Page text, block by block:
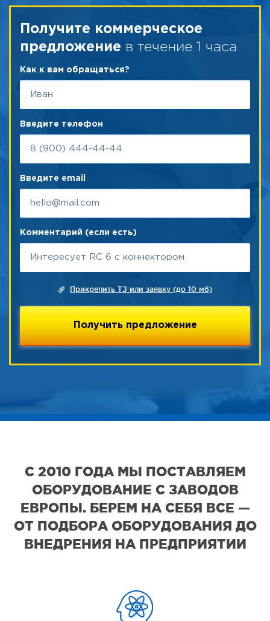
Получите коммерческое
предложение в течение 1 часа
Как к вам обращаться?
Введите телефон
Введите email
Комментарий (если есть)
Прикрепить ТЗ или заявку (до 10 мб)
С 2010 ГОДА МЫ ПОСТАВЛЯЕМ
ОБОРУДОВАНИЕ С ЗАВОДОВ
ЕВРОПЫ. БЕРЕМ НА СЕБЯ ВСЕ —
ОТ ПОДБОРА ОБОРУДОВАНИЯ ДО
ВНЕДРЕНИЯ НА ПРЕДПРИЯТИИ